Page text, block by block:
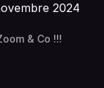
2024
& Co !!!